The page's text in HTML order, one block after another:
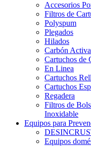
Accesorios
Filtros de
Polyspum
Plegados
Hilados
Carbón
Cartuchos de
En Linea
Cartuchos
Cartuchos
Regadera
Filtros de
Inoxidable
Equipos para
Equipos